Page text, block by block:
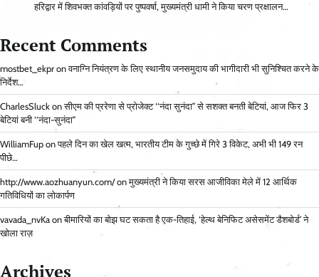
हरिद्वार में शिवभक्त कांवड़ियों पर पुष्पवर्षा, मुख्यमंत्री धामी ने किया चरण प्रक्षालन…
Recent Comments
mostbet_ekpr onवनाग्नि नियंत्रण के लिए स्थानीय जनसमुदाय की भागीदारी भी सुनिश्चित करने के
निर्देश…
CharlesSluck onसीएम की प्ररेणा से प्रोजेक्ट ‘‘नंदा सुनंदा’’ से सशक्त बनती बेटियां, आज फिर 3
बेटियां बनी ‘‘नंदा-सुनंदा’’
WilliamFup onपहले दिन का खेल खत्म, भारतीय टीम के गुच्छे में गिरे 3 विकेट, अभी भी 149 रन
पीछे…
http://www.aozhuanyun.com/onमुख्यमंत्री ने किया सरस आजीविका मेले में 12 आर्थिक
गतिविधियों का लोकार्पण
vavada_nvKa onबीमारियों का बोझ घट सकता है एक-तिहाई, ‘हेल्थ बेनिफिट असेसमेंट डैशबोर्ड’ ने
खोला राज़
Archives